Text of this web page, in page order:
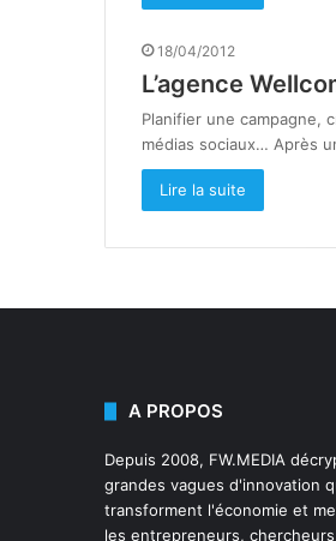
18/04/2012
L’agence
Planifier une campagne,
médias sociaux… Après
Lire la suite
A PROPOS
Depuis 2008, FW.MEDIA
grandes vagues d'innovation
transforment l'économie et
les entrepreneurs,